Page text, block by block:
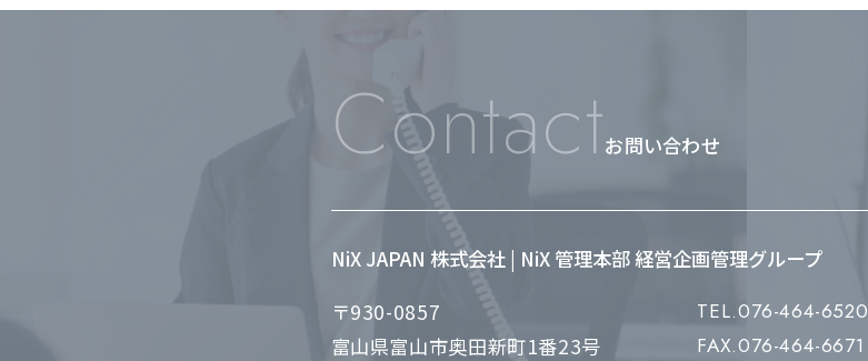
Contactお問い合わせ
NiX JAPAN 株式会社 | NiX 管理本部 経営企画管理グループ
〒930-0857
富山県富山市奥田新町1番23号
TEL.076-464-6520
FAX.076-464-6671